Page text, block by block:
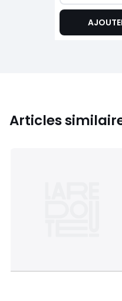
Articles